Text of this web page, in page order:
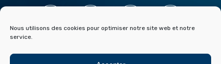
Nous utilisons des cookies pour optimiser notre site web et notre
service.